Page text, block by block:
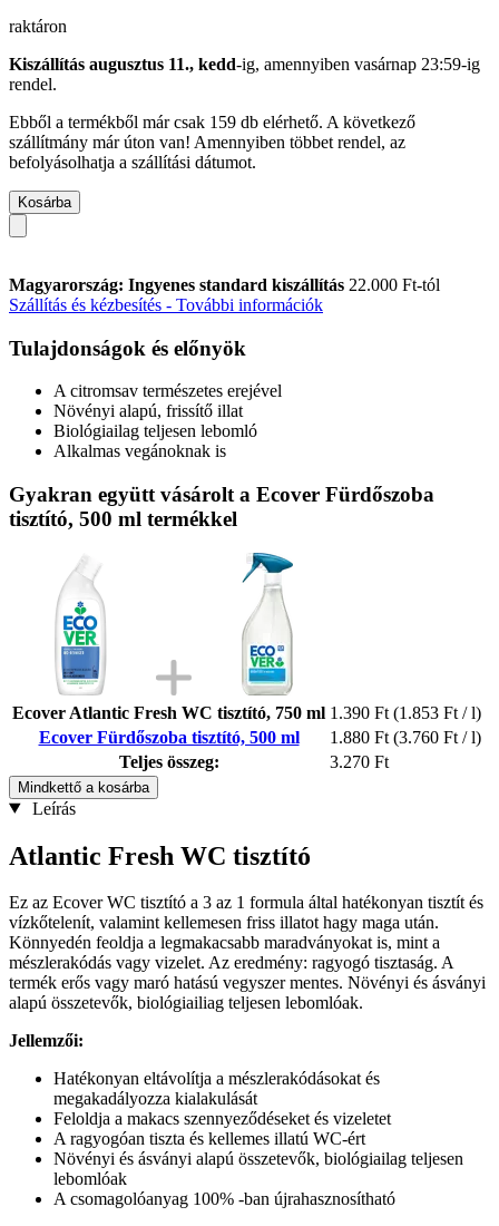
raktáron
Kiszállítás augusztus 11., kedd-ig, amennyiben vasárnap 23:59-ig
rendel.
Ebből a termékből már csak 159 db elérhető. A következő
szállítmány már úton van! Amennyiben többet rendel, az
befolyásolhatja a szállítási dátumot.
Kosárba
Magyarország: Ingyenes standard kiszállítás 22.000 Ft-tól
Szállítás és kézbesítés - További információk
Tulajdonságok és előnyök
A citromsav természetes erejével
Növényi alapú, frissítő illat
Biológiailag teljesen lebomló
Alkalmas vegánoknak is
Gyakran együtt vásárolt a Ecover Fürdőszoba
tisztító, 500 ml termékkel
Ecover Atlantic Fresh WC tisztító, 750 ml 1.390 Ft (1.853 Ft / l)
Ecover Fürdőszoba tisztító, 500 ml
1.880 Ft (3.760 Ft / l)
Teljes összeg:
3.270 Ft
Mindkettő a kosárba
Leírás
Atlantic Fresh WC tisztító
Ez az Ecover WC tisztító a 3 az 1 formula által hatékonyan tisztít és
vízkőtelenít, valamint kellemesen friss illatot hagy maga után.
Könnyedén feoldja a legmakacsabb maradványokat is, mint a
mészlerakódás vagy vizelet. Az eredmény: ragyogó tisztaság. A
termék erős vagy maró hatású vegyszer mentes. Növényi és ásványi
alapú összetevők, biológiailiag teljesen lebomlóak.
Jellemzői:
Hatékonyan eltávolítja a mészlerakódásokat és
megakadályozza kialakulását
Feloldja a makacs szennyeződéseket és vizeletet
A ragyogóan tiszta és kellemes illatú WC-ért
Növényi és ásványi alapú összetevők, biológiailag teljesen
lebomlóak
A csomagolóanyag 100% -ban újrahasznosítható